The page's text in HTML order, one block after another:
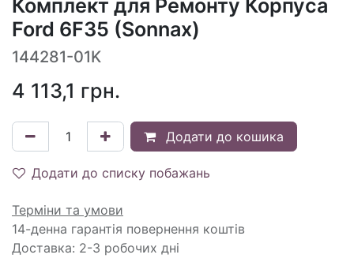
Комплект для Ремонту Корпуса
Ford 6F35 (Sonnax)
144281-01K
4 113,1 грн.
Додати до кошика
Додати до списку побажань
Терміни та умови
14-денна гарантія повернення коштів
Доставка: 2-3 робочих дні